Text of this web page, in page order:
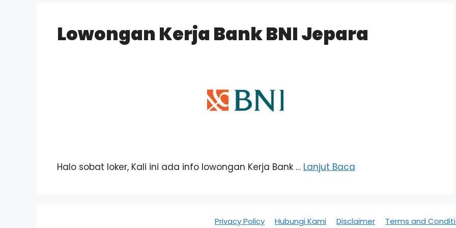
Lowongan Kerja Bank BNI Jepara
Halo sobat loker, Kali ini ada info lowongan Kerja Bank … Lanjut Baca
Privacy Policy Hubungi Kami Disclaimer Terms and